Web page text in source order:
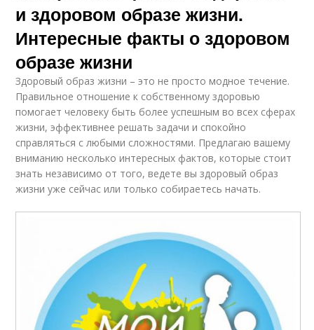
и здоровом образе жизни.
Интересные факты о здоровом
образе жизни
Здоровый образ жизни – это не просто модное течение.
Правильное отношение к собственному здоровью
помогает человеку быть более успешным во всех сферах
жизни, эффективнее решать задачи и спокойно
справляться с любыми сложностями. Предлагаю вашему
вниманию несколько интересных фактов, которые стоит
знать независимо от того, ведете вы здоровый образ
жизни уже сейчас или только собираетесь начать.